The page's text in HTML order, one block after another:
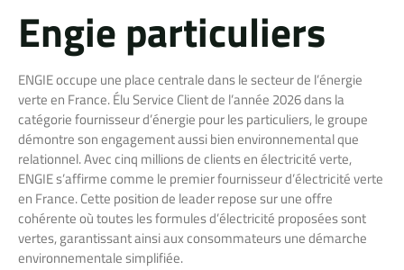
Engie particuliers
ENGIE occupe une place centrale dans le secteur de l’énergie
verte en France. Élu Service Client de l’année 2026 dans la
catégorie fournisseur d’énergie pour les particuliers, le groupe
démontre son engagement aussi bien environnemental que
relationnel. Avec cinq millions de clients en électricité verte,
ENGIE s’affirme comme le premier fournisseur d’électricité verte
en France. Cette position de leader repose sur une offre
cohérente où toutes les formules d’électricité proposées sont
vertes, garantissant ainsi aux consommateurs une démarche
environnementale simplifiée.